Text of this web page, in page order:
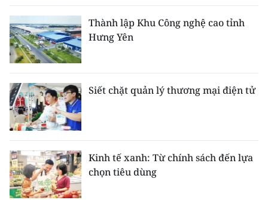
Thành lập Khu Công nghệ cao tỉnh
Hưng Yên
Siết chặt quản lý thương mại điện tử
Kinh tế xanh: Từ chính sách đến lựa
chọn tiêu dùng